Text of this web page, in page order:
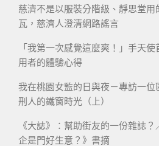
慈濟不是以服裝分階級、靜思堂用
瓦，慈濟人澄清網路謠言
「我第一次感覺這麼爽！」手天使
用者的體驗心得
我在桃園女監的日與夜－專訪一位
刑人的鐵窗時光（上）
《大誌》：幫助街友的一份雜誌？
企是門好生意？》書摘